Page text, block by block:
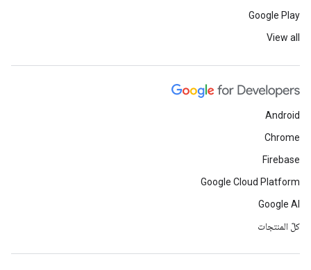
Google Play
View all
Android
Chrome
Firebase
Google Cloud Platform
Google AI
كلّ المنتجات